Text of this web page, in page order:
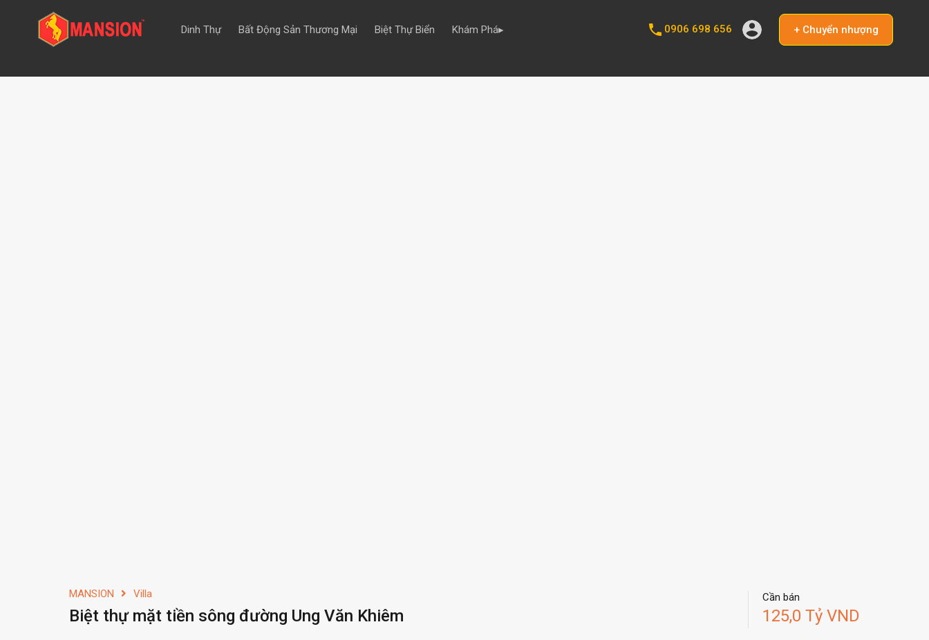
Dinh Thự Bất Động Sản Thương Mại Biệt Thự Biển Khám Phá▸ 0906 698 656 + Chuyển nhượng
MANSION Villa
Biệt thự mặt tiền sông đường Ung Văn Khiêm
Cần bán
125,0 Tỷ VND